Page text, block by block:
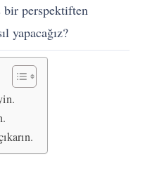
bir perspektiften
yapacağız?